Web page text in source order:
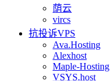
荫云
vircs
抗投诉VPS
Ava.Hosting
Alexhost
Maple-Hosting
VSYS.host